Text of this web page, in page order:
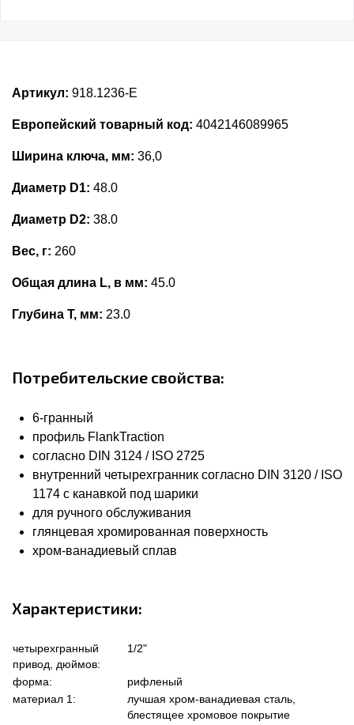
Артикул: 918.1236-E
Европейский товарный код: 4042146089965
Ширина ключа, мм: 36,0
Диаметр D1: 48.0
Диаметр D2: 38.0
Вес, г: 260
Общая длина L, в мм: 45.0
Глубина Т, мм: 23.0
Потребительские свойства:
6-гранный
профиль FlankTraction
согласно DIN 3124 / ISO 2725
внутренний четырехгранник согласно DIN 3120 / ISO
1174 с канавкой под шарики
для ручного обслуживания
глянцевая хромированная поверхность
хром-ванадиевый сплав
Характеристики:
четырехгранный
привод, дюймов:
1/2"
форма:
рифленый
материал 1:
лучшая хром-ванадиевая сталь,
блестящее хромовое покрытие